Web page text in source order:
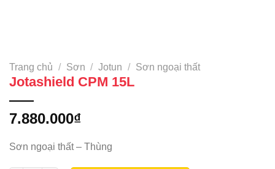
Trang chủ / Sơn / Jotun / Sơn ngoại thất
Jotashield CPM 15L
7.880.000₫
Sơn ngoại thất – Thùng